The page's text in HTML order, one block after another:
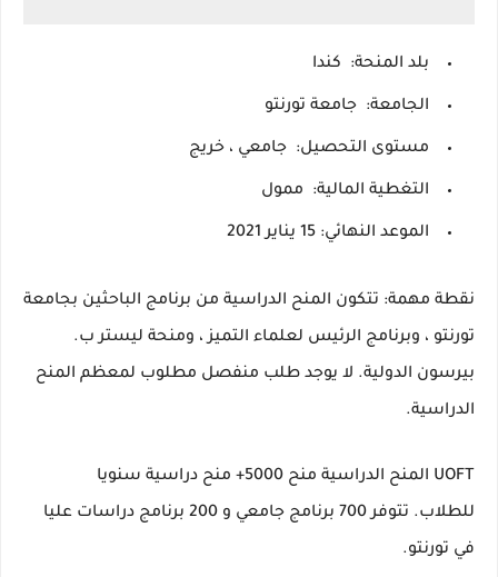
بلد المنحة: كندا
الجامعة: جامعة تورنتو
مستوى التحصيل: جامعي ، خريج
التغطية المالية: ممول
الموعد النهائي: 15 يناير 2021
نقطة مهمة: تتكون المنح الدراسية من برنامج الباحثين بجامعة
تورنتو ، وبرنامج الرئيس لعلماء التميز ، ومنحة ليستر ب.
بيرسون الدولية. لا يوجد طلب منفصل مطلوب لمعظم المنح
الدراسية.
UOFT المنح الدراسية منح 5000+ منح دراسية سنويا
للطلاب. تتوفر 700 برنامج جامعي و 200 برنامج دراسات عليا
في تورنتو.